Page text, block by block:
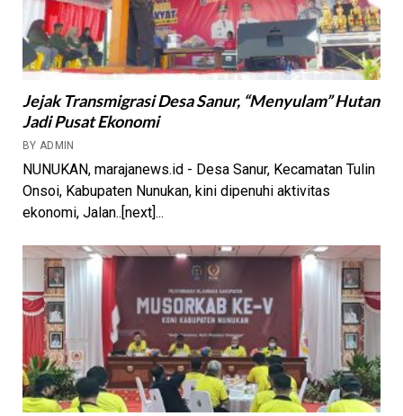
Jejak Transmigrasi Desa Sanur, “Menyulam” Hutan
Jadi Pusat Ekonomi
BY ADMIN
NUNUKAN, marajanews.id - Desa Sanur, Kecamatan Tulin
Onsoi, Kabupaten Nunukan, kini dipenuhi aktivitas
ekonomi, Jalan..[next]...